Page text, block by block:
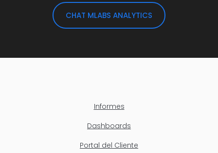
CHAT MLABS ANALYTICS
Informes
Dashboards
Portal del Cliente